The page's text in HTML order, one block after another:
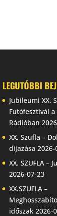
LEGUTÓBBI
Jubileumi XX.
Futófesztivál
Rádióban
XX. Szufla –
díjazása
XX. SZUFLA –
2026-07-23
XX.SZUFLA –
időszak 2026-